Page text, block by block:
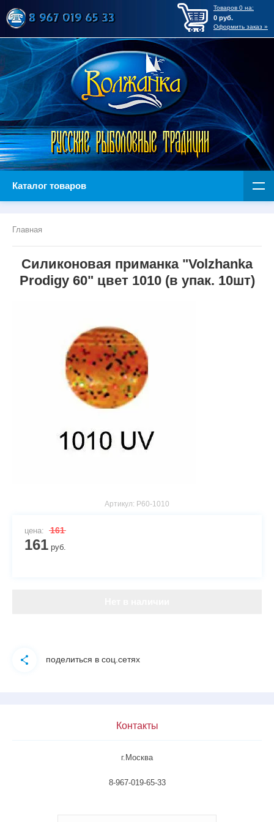
Товаров 0 на:
0 руб.
Оформить заказ »
Каталог товаров
Главная
Силиконовая приманка "Volzhanka
Prodigy 60" цвет 1010 (в упак. 10шт)
Артикул: P60-1010
цена: 161
161 руб.
поделиться в соц.сетях
Контакты
г.Москва
8-967-019-65-33